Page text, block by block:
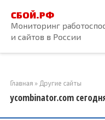
контенту
СБОЙ.РФ
Мониторинг
и сайтов в России
Главная » Другие сайты
ycombinator.com